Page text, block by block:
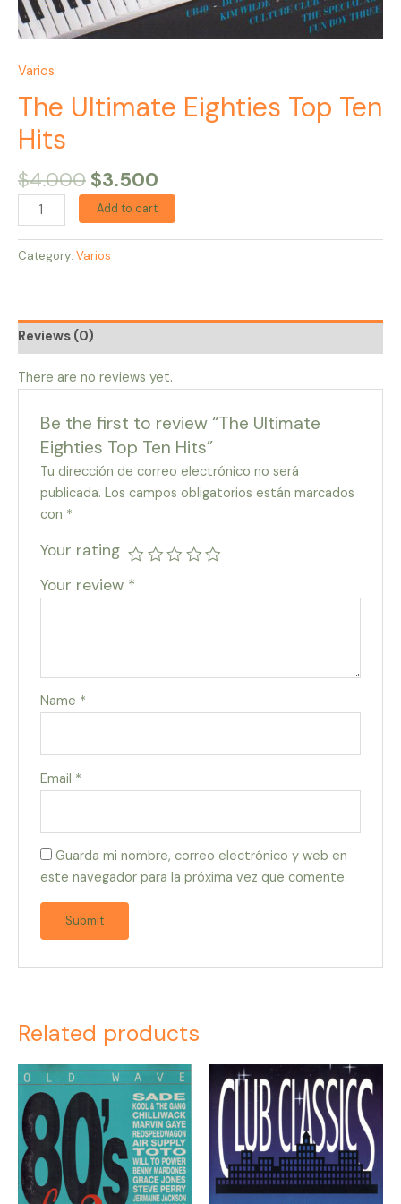
Varios
The Ultimate Eighties Top Ten
Hits
$4.000 $3.500
Add to cart
Category: Varios
Reviews (0)
There are no reviews yet.
Be the first to review “The Ultimate
Eighties Top Ten Hits”
Tu dirección de correo electrónico no será
publicada. Los campos obligatorios están marcados
con *
Your rating
Your review *
Name *
Email *
Guarda mi nombre, correo electrónico y web en
este navegador para la próxima vez que comente.
Related products